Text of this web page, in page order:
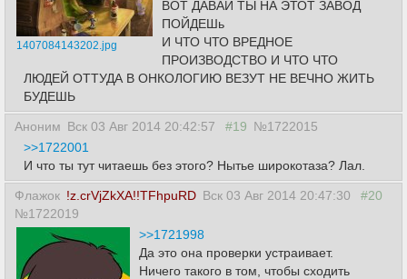
1407084143202.jpg
ВОТ ДАВАЙ ТЫ НА ЭТОТ ЗАВОД
ПОЙДЕШь
И ЧТО ЧТО ВРЕДНОЕ
ПРОИЗВОДСТВО И ЧТО ЧТО
ЛЮДЕЙ ОТТУДА В ОНКОЛОГИЮ ВЕЗУТ НЕ ВЕЧНО ЖИТЬ
БУДЕШЬ
Аноним Вск 03 Авг 2014 20:42:57 #19 №1722015
>>1722001
И что ты тут читаешь без этого? Нытье широкотаза? Лал.
Флажок !z.crVjZkXA!!TFhpuRD Вск 03 Авг 2014 20:47:30
#20
№1722019
>>1721998
Да это она проверки устраивает.
Ничего такого в том, чтобы сходить